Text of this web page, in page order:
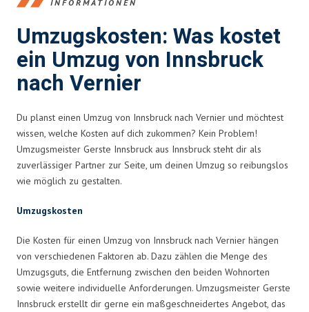
INFORMATIONEN
Umzugskosten: Was kostet
ein Umzug von Innsbruck
nach Vernier
Du planst einen Umzug von Innsbruck nach Vernier und möchtest
wissen, welche Kosten auf dich zukommen? Kein Problem!
Umzugsmeister Gerste Innsbruck aus Innsbruck steht dir als
zuverlässiger Partner zur Seite, um deinen Umzug so reibungslos
wie möglich zu gestalten.
Umzugskosten
Die Kosten für einen Umzug von Innsbruck nach Vernier hängen
von verschiedenen Faktoren ab. Dazu zählen die Menge des
Umzugsguts, die Entfernung zwischen den beiden Wohnorten
sowie weitere individuelle Anforderungen. Umzugsmeister Gerste
Innsbruck erstellt dir gerne ein maßgeschneidertes Angebot, das